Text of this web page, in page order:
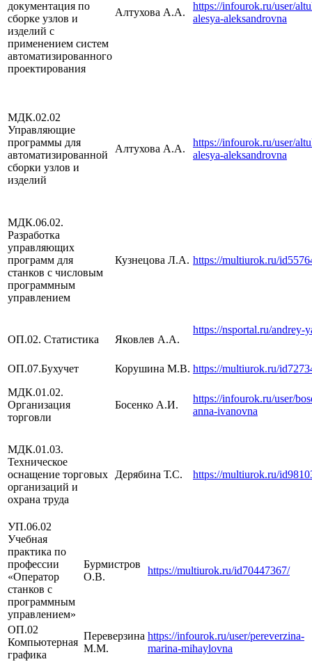
документация по
сборке узлов и
изделий с
применением систем
автоматизированного
проектирования
Алтухова А.А.
https://infourok.ru/user/
alesya-aleksandrovna
МДК.02.02
Управляющие
программы для
автоматизированной
сборки узлов и
изделий
Алтухова А.А.
https://infourok.ru/user/
alesya-aleksandrovna
МДК.06.02.
Разработка
управляющих
программ для
станков с числовым
программным
управлением
Кузнецова Л.А. https://multiurok.ru/
ОП.02. Статистика Яковлев А.А.
https://nsportal.ru/andrey-
ОП.07.Бухучет Корушина М.В. https://multiurok.ru/
МДК.01.02.
Организация
торговли
Босенко А.И.
https://infourok.ru/user/
anna-ivanovna
МДК.01.03.
Техническое
оснащение торговых
организаций и
охрана труда
Дерябина Т.С. https://multiurok.ru/
УП.06.02
Учебная
практика по
профессии
«Оператор
станков с
программным
управлением»
Бурмистров
О.В.
https://multiurok.ru/id70447367/
ОП.02
Компьютерная
графика
Переверзина
М.М.
https://infourok.ru/user/pereverzina-
marina-mihaylovna